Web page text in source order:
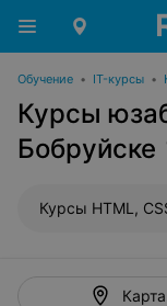
Обучение • IT-курсы •
Курсы
Бобруйске
Курсы HTML,
Карта